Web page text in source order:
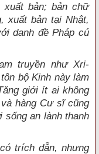
bản; bản chữ
xuất bản tại Nhật,
danh đề Pháp cú
truyền như Xri-
bộ Kinh này làm
giới ít ai không
hàng Cư sĩ cũng
sống an lành thanh
trích dẫn, nhưng